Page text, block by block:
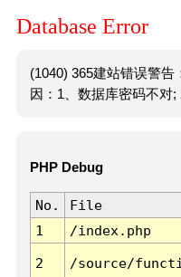
Database Error
(1040) 365建站错误警
因：1、数据库密码不对;
PHP Debug
No. File
1
/index.php
2 /source/